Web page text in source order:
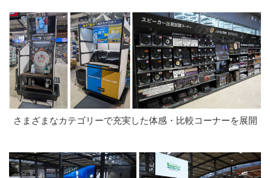
さまざまなカテゴリーで充実した体感・比較コーナーを展開